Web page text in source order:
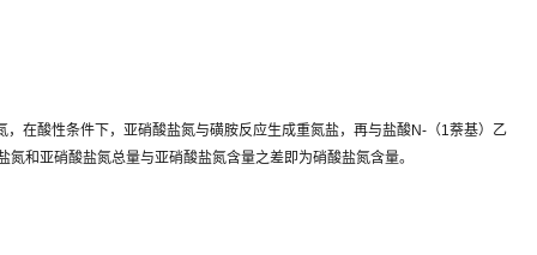
在酸性条件下，亚硝酸盐氮与磺胺反应生成重氮盐，再与盐酸N-（1萘基）乙
和亚硝酸盐氮总量与亚硝酸盐氮含量之差即为硝酸盐氮含量。